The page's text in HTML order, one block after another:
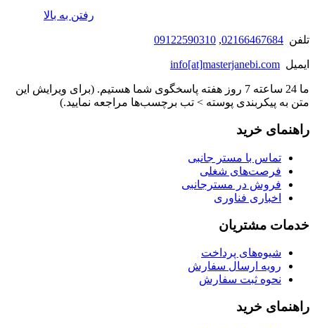
رفتن به بالا
تلفن 02166467684
,
09122590310
ایمیل info[at]masterjanebi.com
ما 24 ساعته 7 روز هفته پاسخگوی شما هستیم. (برای ویرایش این
متن به پیکربندی پوسته > تب برچسب‌ها مراجعه نمایید.)
راهنمای خرید
تماس با مستر جانبی
فرصت‌های شغلی
فروش در مسترجانبی
اخباری فناوری
خدمات مشتریان
شیوه‌های پرداخت
رویه ارسال سفارش
نحوه ثبت سفارش
راهنمای خرید